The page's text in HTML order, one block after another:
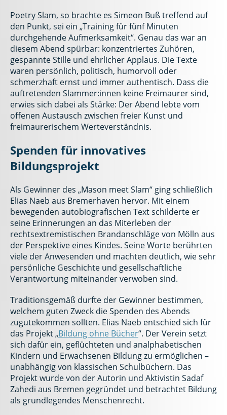
Poetry Slam, so brachte es Simeon Buß treffend auf
den Punkt, sei ein „Training für fünf Minuten
durchgehende Aufmerksamkeit“. Genau das war an
diesem Abend spürbar: konzentriertes Zuhören,
gespannte Stille und ehrlicher Applaus. Die Texte
waren persönlich, politisch, humorvoll oder
schmerzhaft ernst und immer authentisch. Dass die
auftretenden Slammer:innen keine Freimaurer sind,
erwies sich dabei als Stärke: Der Abend lebte vom
offenen Austausch zwischen freier Kunst und
freimaurerischem Werteverständnis.
Spenden für innovatives
Bildungsprojekt
Als Gewinner des „Mason meet Slam“ ging schließlich
Elias Naeb aus Bremerhaven hervor. Mit einem
bewegenden autobiografischen Text schilderte er
seine Erinnerungen an das Miterleben der
rechtsextremistischen Brandanschläge von Mölln aus
der Perspektive eines Kindes. Seine Worte berührten
viele der Anwesenden und machten deutlich, wie sehr
persönliche Geschichte und gesellschaftliche
Verantwortung miteinander verwoben sind.
Traditionsgemäß durfte der Gewinner bestimmen,
welchem guten Zweck die Spenden des Abends
zugutekommen sollten. Elias Naeb entschied sich für
das Projekt „Bildung ohne Bücher“. Der Verein setzt
sich dafür ein, geflüchteten und analphabetischen
Kindern und Erwachsenen Bildung zu ermöglichen –
unabhängig von klassischen Schulbüchern. Das
Projekt wurde von der Autorin und Aktivistin Sadaf
Zahedi aus Bremen gegründet und betrachtet Bildung
als grundlegendes Menschenrecht.